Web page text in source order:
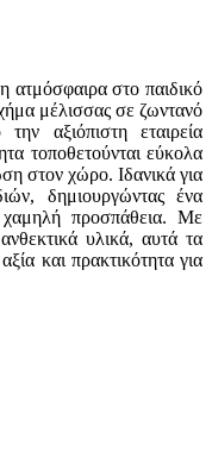
ατμόσφαιρα στο παιδικό
μέλισσας σε ζωντανό
αξιόπιστη εταιρεία
τοποθετούνται εύκολα
στον χώρο. Ιδανικά για
δημιουργώντας ένα
χαμηλή προσπάθεια. Με
υλικά, αυτά τα
και πρακτικότητα για